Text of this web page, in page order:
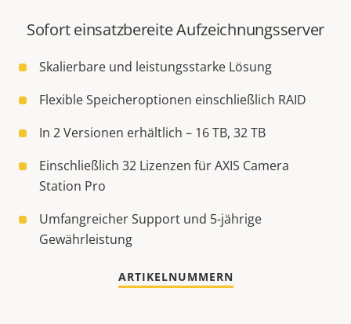
Sofort einsatzbereite Aufzeichnungsserver
Skalierbare und leistungsstarke Lösung
Flexible Speicheroptionen einschließlich RAID
In 2 Versionen erhältlich – 16 TB, 32 TB
Einschließlich 32 Lizenzen für AXIS Camera
Station Pro
Umfangreicher Support und 5-jährige
Gewährleistung
ARTIKELNUMMERN